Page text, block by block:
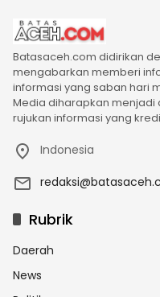
Batasaceh.com didirikan
mengabarkan memberi
informasi yang saban hari
Media diharapkan
rujukan informasi yang
Indonesia
Rubrik
Daerah
News